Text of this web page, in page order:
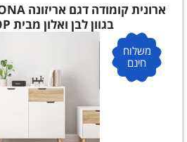
בגוון לבן ואלון מבית STAR SHOP
משלוח
חינם